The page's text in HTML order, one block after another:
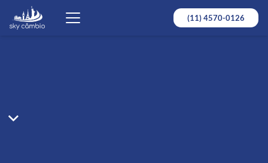
(11) 4570-0126